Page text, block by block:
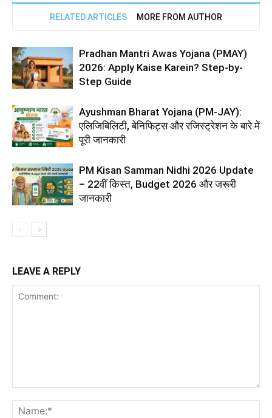
RELATED ARTICLES MORE FROM AUTHOR
Pradhan Mantri Awas Yojana (PMAY)
2026: Apply Kaise Karein? Step-by-
Step Guide
Ayushman Bharat Yojana (PM-JAY):
एलिजिबिलिटी, बेनिफिट्स और रजिस्ट्रेशन के बारे में
पूरी जानकारी
PM Kisan Samman Nidhi 2026 Update
– 22वीं किस्त, Budget 2026 और जरूरी
जानकारी
LEAVE A REPLY